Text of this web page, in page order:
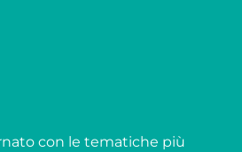
con le tematiche più